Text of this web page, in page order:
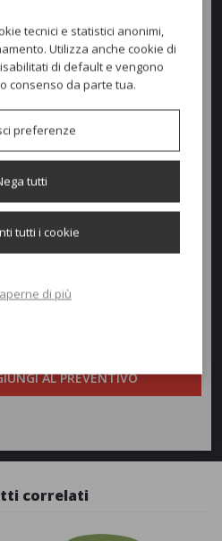
per uso contract - residenziale.
AL PREVENTIVO
correlati
tecnici e statistici anonimi,
Utilizza anche cookie di
di default e vengono
consenso da parte tua.
preferenze
tutti
tutti i cookie
di più